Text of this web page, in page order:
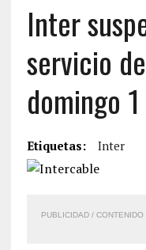
Inter
servicio
domingo
Etiquetas: Inter
PUBLICIDAD / CONTENIDO